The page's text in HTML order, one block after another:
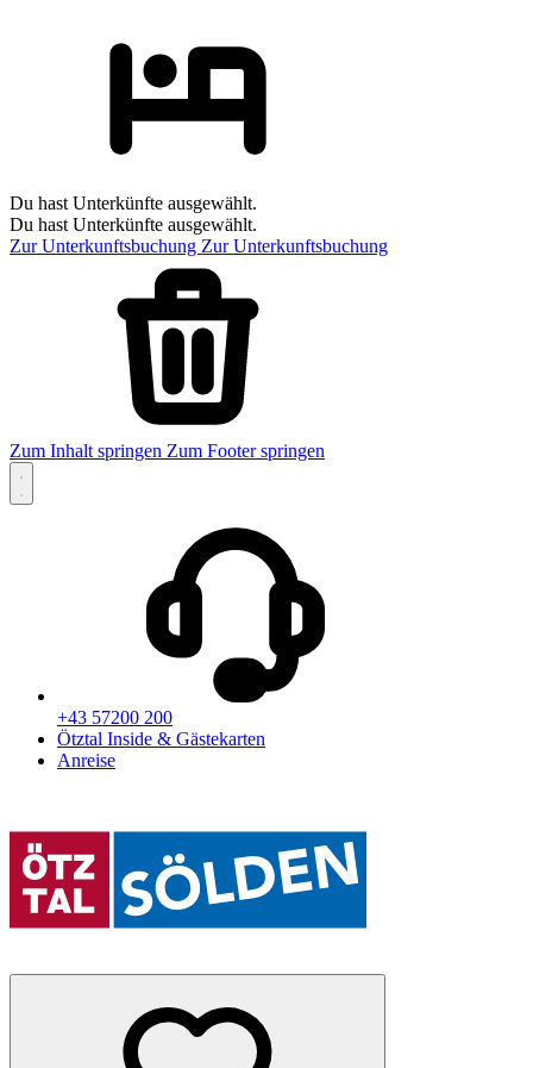
Du hast Unterkünfte ausgewählt.
Du hast Unterkünfte ausgewählt.
Zur Unterkunftsbuchung Zur Unterkunftsbuchung
Zum Inhalt springen Zum Footer springen
+43 57200 200
Ötztal Inside & Gästekarten
Anreise